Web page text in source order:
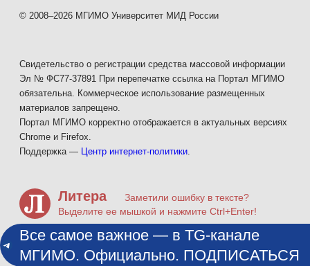
© 2008–2026 МГИМО Университет МИД России
Свидетельство о регистрации средства массовой информации
Эл № ФС77-37891 При перепечатке ссылка на Портал МГИМО
обязательна. Коммерческое использование размещенных
материалов запрещено.
Портал МГИМО корректно отображается в актуальных версиях
Chrome и Firefox.
Поддержка —
Центр интернет-политики
Литера
Заметили ошибку в тексте?
Выделите ее мышкой и нажмите Ctrl+Enter!
Все самое важное — в TG-канале
МГИМО. Официально. ПОДПИСАТЬСЯ